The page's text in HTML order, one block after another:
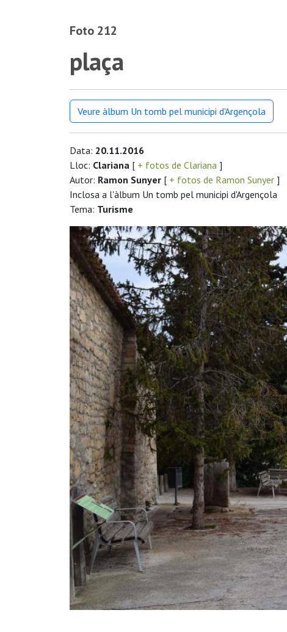
Foto 212
plaça
Veure àlbum Un tomb pel municipi d'Argençola
Data: 20.11.2016
Lloc: Clariana [ + fotos de Clariana ]
Autor: Ramon Sunyer [ + fotos de Ramon Sunyer ]
Inclosa a l'àlbum Un tomb pel municipi d'Argençola
Tema: Turisme